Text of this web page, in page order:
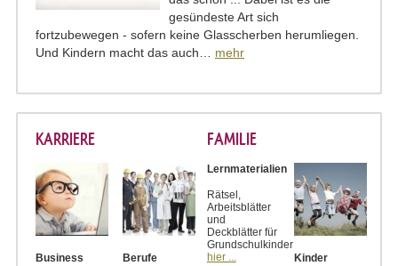
gesündeste Art sich
fortzubewegen - sofern keine Glasscherben herumliegen.
Und Kindern macht das auch… mehr
KARRIERE
Business Berufe
FAMILIE
Lernmaterialien
Rätsel,
Arbeitsblätter
und
Deckblätter für
Grundschulkinder
hier ...
Kinder